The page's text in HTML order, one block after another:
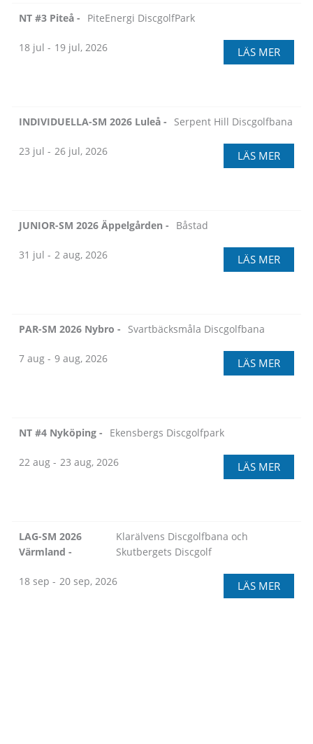
18 jul - 19 jul, 2026
NT #3 Piteå - PiteEnergi DiscgolfPark
LÄS MER
23 jul - 26 jul, 2026
INDIVIDUELLA-SM 2026 Luleå - Serpent Hill Discgolfbana
LÄS MER
31 jul - 2 aug, 2026
JUNIOR-SM 2026 Äppelgården - Båstad
LÄS MER
7 aug - 9 aug, 2026
PAR-SM 2026 Nybro - Svartbäcksmåla Discgolfbana
LÄS MER
22 aug - 23 aug, 2026
NT #4 Nyköping - Ekensbergs Discgolfpark
LÄS MER
18 sep - 20 sep, 2026
LAG-SM 2026
Värmland -
Klarälvens Discgolfbana och
Skutbergets Discgolf
LÄS MER